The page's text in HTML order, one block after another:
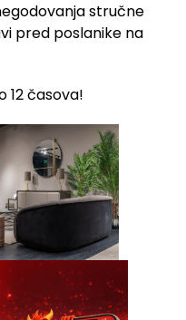
stručne
pred poslanike na
12 časova!